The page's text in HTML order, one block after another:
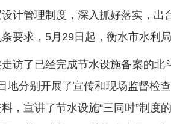
计管理制度，深入抓好落实，出
要求，5月29日起，衡水市水利
访了已经完成节水设施备案的
地分别开展了宣传和现场监督检
，宣讲了节水设施“三同时”制